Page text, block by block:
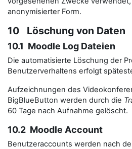
anonymisierter Form.
10 Löschung von Daten
10.1 Moodle Log Dateien
Die automatisierte Löschung der
Benutzerverhaltens erfolgt
Aufzeichnungen des
BigBlueButton werden durch die
60 Tage nach Aufnahme gelöscht.
10.2 Moodle Account
Benutzeraccounts werden nach